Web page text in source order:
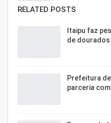
RELATED POSTS
Itaipu faz
de dourados
Prefeitura
parceria